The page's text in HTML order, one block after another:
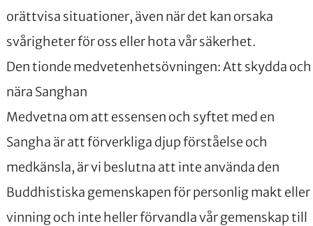
orättvisa situationer, även när det kan orsaka
svårigheter för oss eller hota vår säkerhet.
Den tionde medvetenhetsövningen: Att skydda och
nära Sanghan
Medvetna om att essensen och syftet med en
Sangha är att förverkliga djup förståelse och
medkänsla, är vi beslutna att inte använda den
Buddhistiska gemenskapen för personlig makt eller
vinning och inte heller förvandla vår gemenskap till